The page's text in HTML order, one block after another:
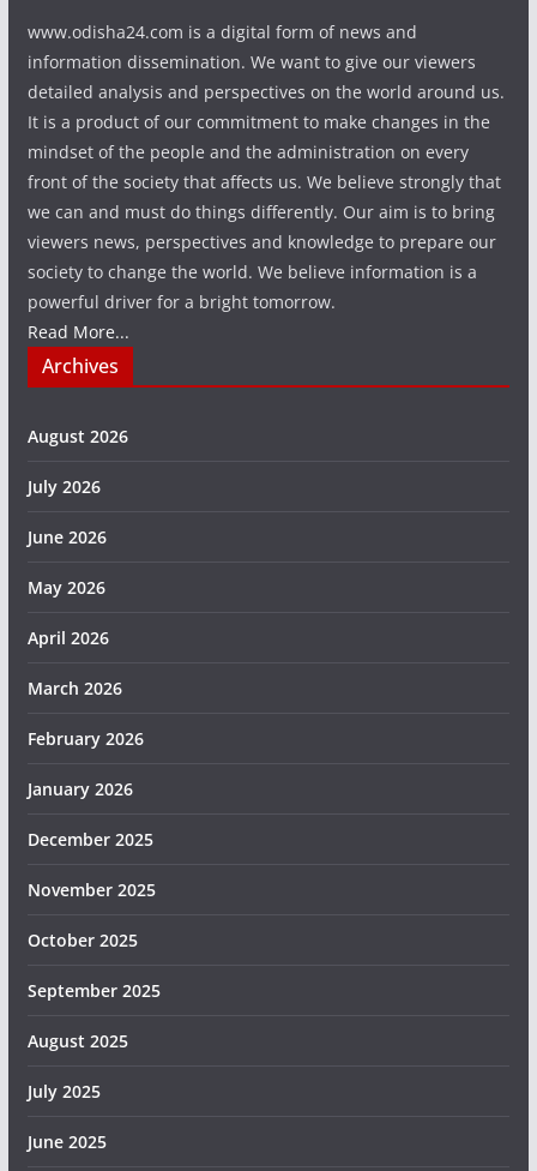
www.odisha24.com is a digital form of news and
information dissemination. We want to give our viewers
detailed analysis and perspectives on the world around us.
It is a product of our commitment to make changes in the
mindset of the people and the administration on every
front of the society that affects us. We believe strongly that
we can and must do things differently. Our aim is to bring
viewers news, perspectives and knowledge to prepare our
society to change the world. We believe information is a
powerful driver for a bright tomorrow.
Read More...
Archives
August 2026
July 2026
June 2026
May 2026
April 2026
March 2026
February 2026
January 2026
December 2025
November 2025
October 2025
September 2025
August 2025
July 2025
June 2025